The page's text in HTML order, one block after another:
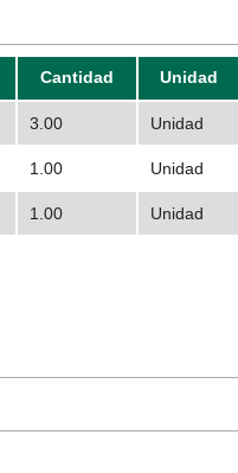
Cantidad Unidad
3.00 Unidad
1.00 Unidad
1.00 Unidad